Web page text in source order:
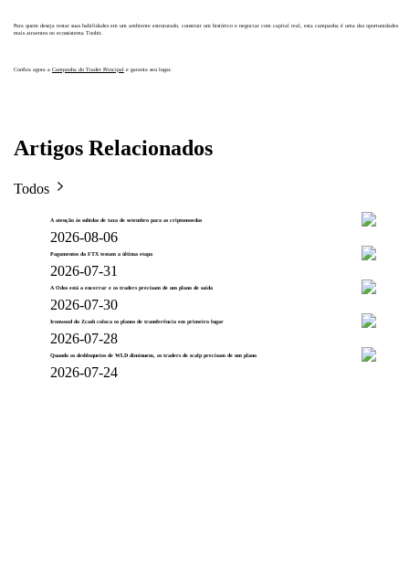
Para quem deseja testar suas habilidades em um ambiente estruturado, construir um histórico e negociar com capital real, esta campanha é uma das oportunidades
mais atraentes no ecossistema Toobit.
Confira agora a Campanha do Trader Principal e garanta seu lugar.
Artigos Relacionados
Todos
A atenção às subidas de taxa de setembro para as criptomoedas
2026-08-06
Pagamentos da FTX testam a última etapa
2026-07-31
A Odos está a encerrar e os traders precisam de um plano de saída
2026-07-30
Ironwood do Zcash coloca os planos de transferência em primeiro lugar
2026-07-28
Quando os desbloqueios de WLD diminuem, os traders de scalp precisam de um plano
2026-07-24